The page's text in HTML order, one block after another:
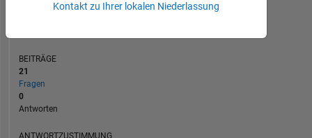
BEITRÄGE
21
Fragen
0
Antworten
ANTWORTZUSTIMMUNG
Kontakt zu Ihrer lokalen Niederlassung